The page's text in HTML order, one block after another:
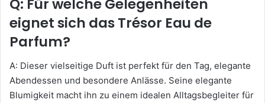
Q: Für welche Gelegenheiten
eignet sich das Trésor Eau de
Parfum?
A: Dieser vielseitige Duft ist perfekt für den Tag, elegante
Abendessen und besondere Anlässe. Seine elegante
Blumigkeit macht ihn zu einem idealen Alltagsbegleiter für